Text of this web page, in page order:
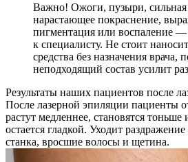
Важно! Ожоги, пузыри, сильная
нарастающее покраснение,
пигментация или воспаление —
к специалисту. Не стоит
средства без назначения врача,
неподходящий состав усилит
Результаты наших пациентов после
После лазерной эпиляции пациенты
растут медленнее, становятся
остается гладкой. Уходит
станка, вросшие волосы и щетина.